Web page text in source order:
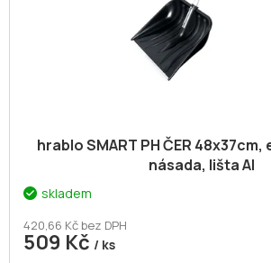
hrablo SMART PH ČER
násada, lišta Al
skladem
420,66 Kč bez DPH
509 Kč / ks